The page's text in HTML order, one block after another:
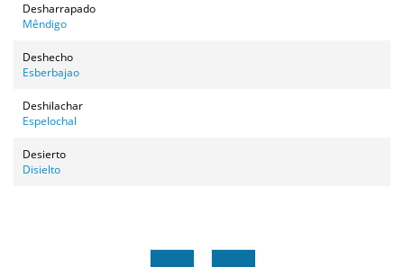
Desharrapado
Mêndigo
Deshecho
Esberbajao
Deshilachar
Espelochal
Desierto
Disielto